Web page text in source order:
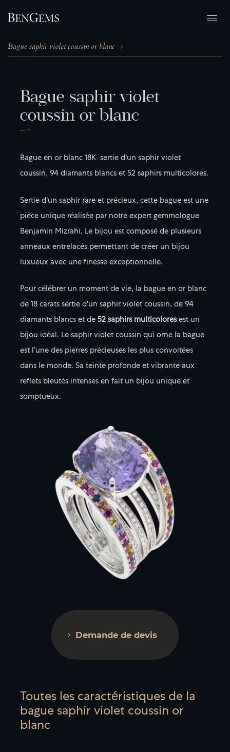
Bague saphir violet coussin or blanc
Bague saphir violet
coussin or blanc
Bague en or blanc 18K sertie d’un saphir violet
coussin, 94 diamants blancs et 52 saphirs multicolores.
Sertie d’un saphir rare et précieux, cette bague est une
pièce unique réalisée par notre expert gemmologue
Benjamin Mizrahi. Le bijou est composé de plusieurs
anneaux entrelacés permettant de créer un bijou
luxueux avec une finesse exceptionnelle.
Pour célébrer un moment de vie, la bague en or blanc
de 18 carats sertie d’un saphir violet coussin, de 94
diamants blancs et de 52 saphirs multicoloresest un
bijou idéal. Le saphir violet coussin qui orne la bague
est l’une des pierres précieuses les plus convoitées
dans le monde. Sa teinte profonde et vibrante aux
reflets bleutés intenses en fait un bijou unique et
somptueux.
Demande de devis
Toutes les caractéristiques de la
bague saphir violet coussin or
blanc